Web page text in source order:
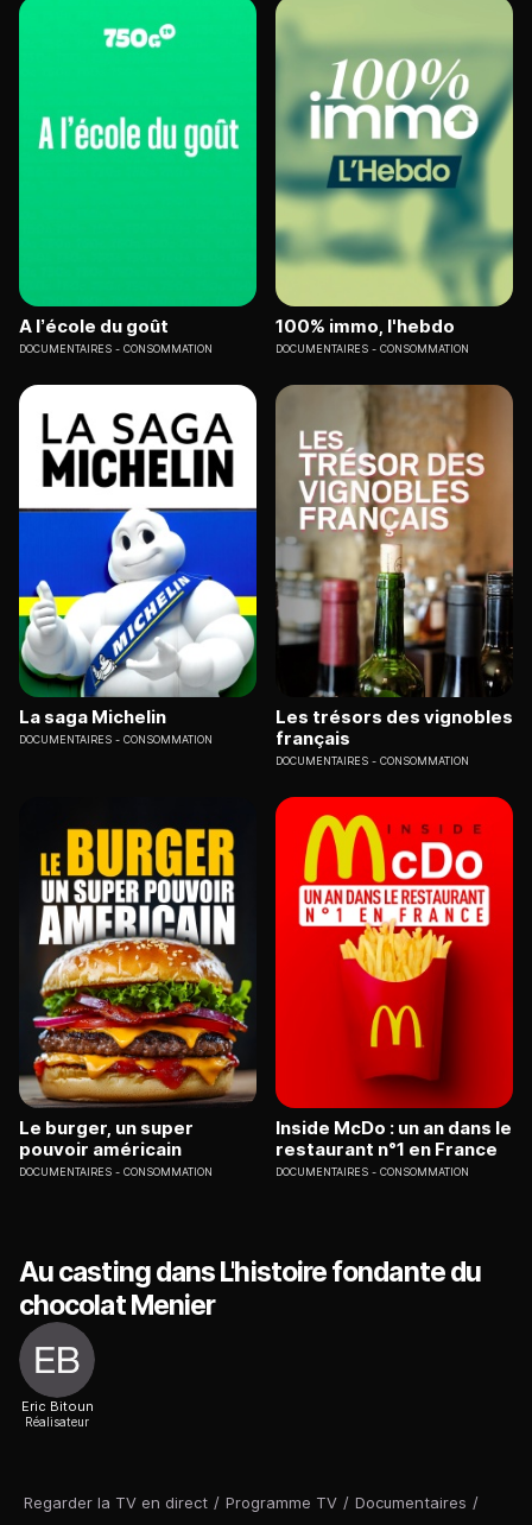
Regarder la TV en direct / Programme TV / Documentaires /
A l’école du goût
DOCUMENTAIRES CONSOMMATION
100% immo, l'hebdo
DOCUMENTAIRES CONSOMMATION
La saga Michelin
DOCUMENTAIRES CONSOMMATION
Les trésors des vignobles
français
DOCUMENTAIRES CONSOMMATION
Le burger, un super
pouvoir américain
DOCUMENTAIRES CONSOMMATION
Inside McDo : un an dans le
restaurant n°1 en France
DOCUMENTAIRES CONSOMMATION
Au casting dans L'histoire fondante du
chocolat Menier
Eric Bitoun
Réalisateur